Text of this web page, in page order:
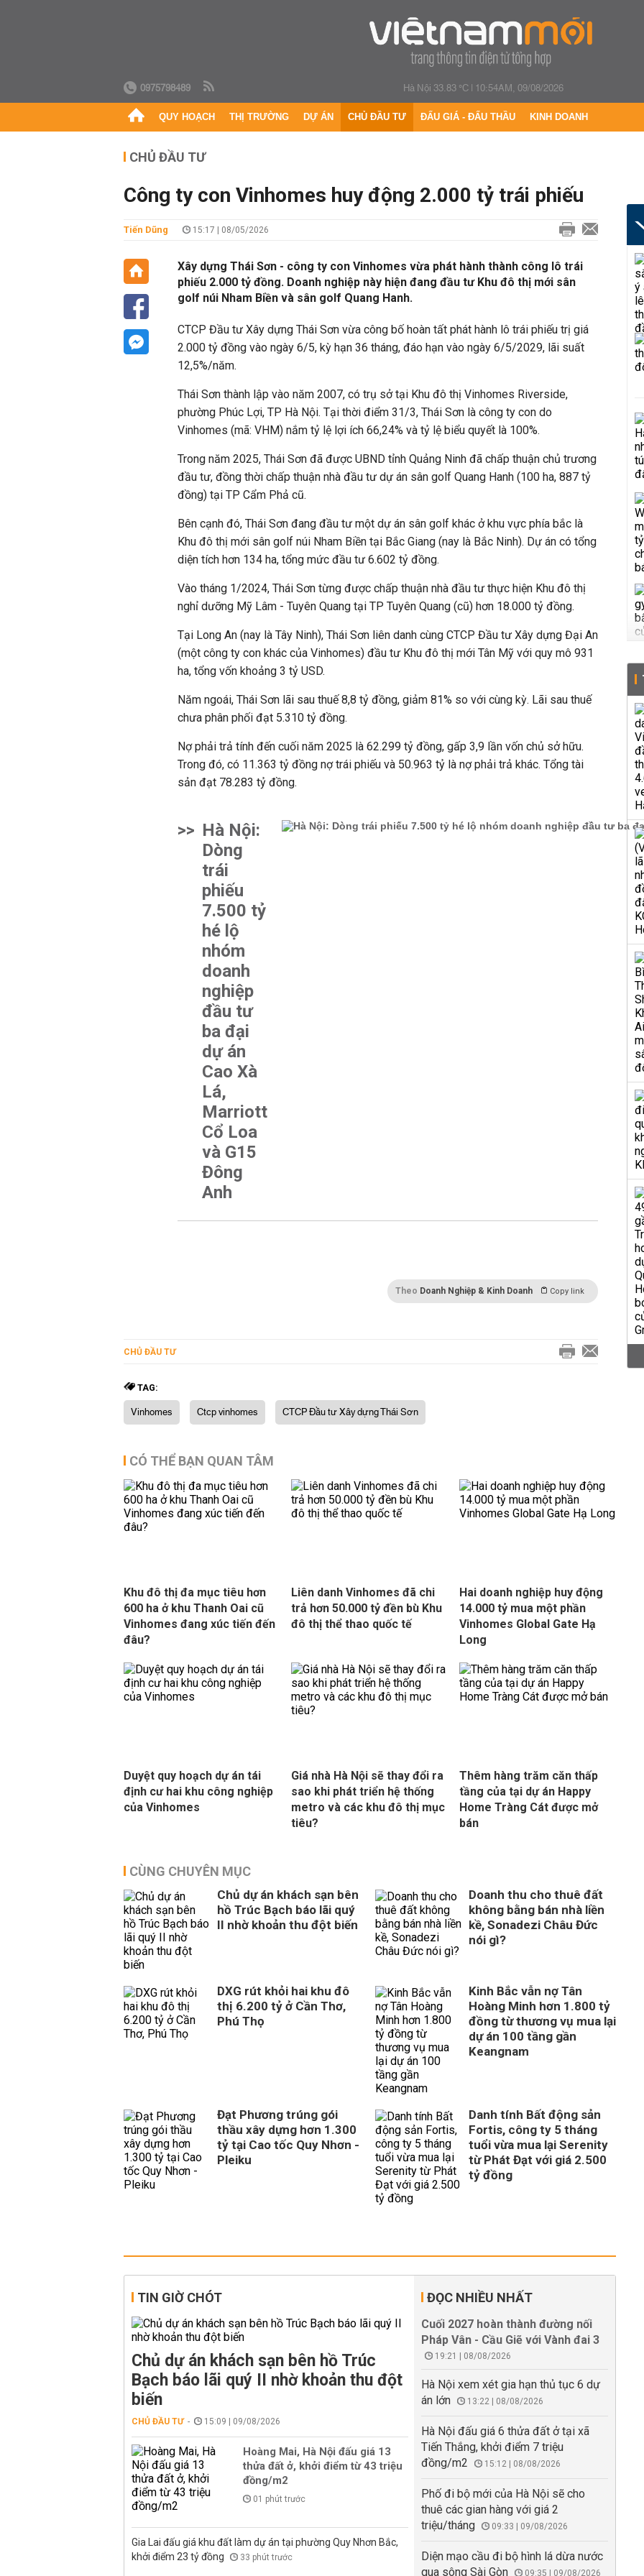
0975798489 Hà Nội 33.83 °C| 10:54AM, 09/08/2026
QUY HOẠCH THỊ TRƯỜNG DỰ ÁN CHỦ ĐẦU TƯ ĐẤU GIÁ - ĐẤU THẦU KINH DOANH
CHỦ ĐẦU TƯ
Công ty con Vinhomes huy động 2.000 tỷ trái phiếu
Tiến Dũng 15:17 | 08/05/2026
Xây dựng Thái Sơn - công ty con Vinhomes vừa phát hành thành công lô trái
phiếu 2.000 tỷ đồng. Doanh nghiệp này hiện đang đầu tư Khu đô thị mới sân
golf núi Nham Biền và sân golf Quang Hanh.
CTCP Đầu tư Xây dựng Thái Sơn vừa công bố hoàn tất phát hành lô trái phiếu trị giá
2.000 tỷ đồng vào ngày 6/5, kỳ hạn 36 tháng, đáo hạn vào ngày 6/5/2029, lãi suất
12,5%/năm.
Thái Sơn thành lập vào năm 2007, có trụ sở tại Khu đô thị Vinhomes Riverside,
phường Phúc Lợi, TP Hà Nội. Tại thời điểm 31/3, Thái Sơn là công ty con do
Vinhomes (mã: VHM) nắm tỷ lệ lợi ích 66,24% và tỷ lệ biểu quyết là 100%.
Trong năm 2025, Thái Sơn đã được UBND tỉnh Quảng Ninh đã chấp thuận chủ trương
đầu tư, đồng thời chấp thuận nhà đầu tư dự án sân golf Quang Hanh (100 ha, 887 tỷ
đồng) tại TP Cẩm Phả cũ.
Bên cạnh đó, Thái Sơn đang đầu tư một dự án sân golf khác ở khu vực phía bắc là
Khu đô thị mới sân golf núi Nham Biền tại Bắc Giang (nay là Bắc Ninh). Dự án có tổng
diện tích hơn 134 ha, tổng mức đầu tư 6.602 tỷ đồng.
Vào tháng 1/2024, Thái Sơn từng được chấp thuận nhà đầu tư thực hiện Khu đô thị
nghỉ dưỡng Mỹ Lâm - Tuyên Quang tại TP Tuyên Quang (cũ) hơn 18.000 tỷ đồng.
Tại Long An (nay là Tây Ninh), Thái Sơn liên danh cùng CTCP Đầu tư Xây dựng Đại An
(một công ty con khác của Vinhomes) đầu tư Khu đô thị mới Tân Mỹ với quy mô 931
ha, tổng vốn khoảng 3 tỷ USD.
Năm ngoái, Thái Sơn lãi sau thuế 8,8 tỷ đồng, giảm 81% so với cùng kỳ. Lãi sau thuế
chưa phân phối đạt 5.310 tỷ đồng.
Nợ phải trả tính đến cuối năm 2025 là 62.299 tỷ đồng, gấp 3,9 lần vốn chủ sở hữu.
Trong đó, có 11.363 tỷ đồng nợ trái phiếu và 50.963 tỷ là nợ phải trả khác. Tổng tài
sản đạt 78.283 tỷ đồng.
>> Hà Nội:
Dòng
trái
phiếu
7.500 tỷ
hé lộ
nhóm
doanh
nghiệp
đầu tư
ba đại
dự án
Cao Xà
Lá,
Marriott
Cổ Loa
và G15
Đông
Anh
Theo Doanh Nghiệp & Kinh Doanh Copy link
CHỦ ĐẦU TƯ
TAG:
Vinhomes Ctcp vinhomes CTCP Đầu tư Xây dựng Thái Sơn
CÓ THỂ BẠN QUAN TÂM
Khu đô thị đa mục tiêu hơn
600 ha ở khu Thanh Oai cũ
Vinhomes đang xúc tiến đến
đâu?
Liên danh Vinhomes đã chi
trả hơn 50.000 tỷ đền bù Khu
đô thị thể thao quốc tế
Hai doanh nghiệp huy động
14.000 tỷ mua một phần
Vinhomes Global Gate Hạ
Long
Duyệt quy hoạch dự án tái
định cư hai khu công nghiệp
của Vinhomes
Giá nhà Hà Nội sẽ thay đổi ra
sao khi phát triển hệ thống
metro và các khu đô thị mục
tiêu?
Thêm hàng trăm căn thấp
tầng của tại dự án Happy
Home Tràng Cát được mở
bán
CÙNG CHUYÊN MỤC
Chủ dự án khách sạn bên
hồ Trúc Bạch báo lãi quý
II nhờ khoản thu đột biến
Doanh thu cho thuê đất
không bằng bán nhà liền
kề, Sonadezi Châu Đức
nói gì?
DXG rút khỏi hai khu đô
thị 6.200 tỷ ở Cần Thơ,
Phú Thọ
Kinh Bắc vẫn nợ Tân
Hoàng Minh hơn 1.800 tỷ
đồng từ thương vụ mua lại
dự án 100 tầng gần
Keangnam
Đạt Phương trúng gói
thầu xây dựng hơn 1.300
tỷ tại Cao tốc Quy Nhơn -
Pleiku
Danh tính Bất động sản
Fortis, công ty 5 tháng
tuổi vừa mua lại Serenity
từ Phát Đạt với giá 2.500
tỷ đồng
TIN GIỜ CHÓT
Chủ dự án khách sạn bên hồ Trúc
Bạch báo lãi quý II nhờ khoản thu đột
biến
CHỦ ĐẦU TƯ 15:09 | 09/08/2026
Hoàng Mai, Hà Nội đấu giá 13
thửa đất ở, khởi điểm từ 43 triệu
đồng/m2
01 phút trước
Gia Lai đấu giá khu đất làm dự án tại phường Quy Nhơn Bắc,
khởi điểm 23 tỷ đồng
33 phút trước
ĐỌC NHIỀU NHẤT
Cuối 2027 hoàn thành đường nối
Pháp Vân - Cầu Giẽ với Vành đai 3
19:21 | 08/08/2026
Hà Nội xem xét gia hạn thủ tục 6 dự
án lớn
13:22 | 08/08/2026
Hà Nội đấu giá 6 thửa đất ở tại xã
Tiến Thắng, khởi điểm 7 triệu
đồng/m2
15:12 | 08/08/2026
Phố đi bộ mới của Hà Nội sẽ cho
thuê các gian hàng với giá 2
triệu/tháng
09:33 | 09/08/2026
Diện mạo cầu đi bộ hình lá dừa nước
qua sông Sài Gòn
09:35 | 09/08/2026